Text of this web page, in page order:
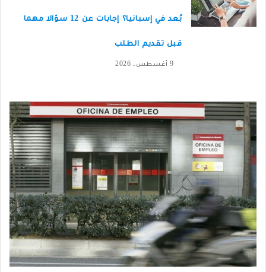
بُعد في إسبانيا؟ إجابات عن 12 سؤالا مهما
قبل تقديم الطلب
9 أغسطس، 2026